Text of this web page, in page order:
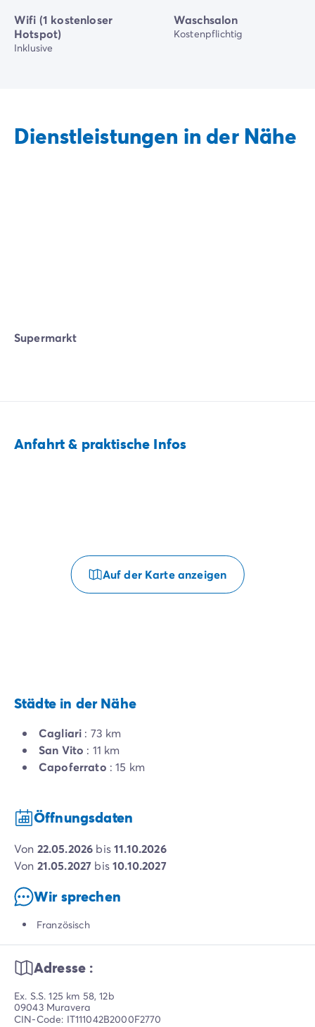
Wifi (1 kostenloser
Hotspot)
Inklusive
Waschsalon
Kostenpflichtig
Dienstleistungen in der Nähe
Supermarkt
Anfahrt & praktische Infos
Auf der Karte anzeigen
Städte in der Nähe
Cagliari : 73 km
San Vito : 11 km
Capoferrato : 15 km
Öffnungsdaten
von 22.05.2026 bis11.10.2026
von 21.05.2027 bis10.10.2027
Wir sprechen
Französisch
Adresse :
Ex. S.S. 125 km 58, 12b
09043 Muravera
CIN-Code: IT111042B2000F2770